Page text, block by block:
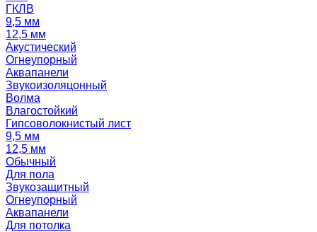
ГКЛВ
9,5 мм
12,5 мм
Акустический
Огнеупорный
Аквапанели
Звукоизоляцонный
Волма
Влагостойкий
Гипсоволокнистый лист
9,5 мм
12,5 мм
Обычный
Для пола
Звукозащитный
Огнеупорный
Аквапанели
Для потолка